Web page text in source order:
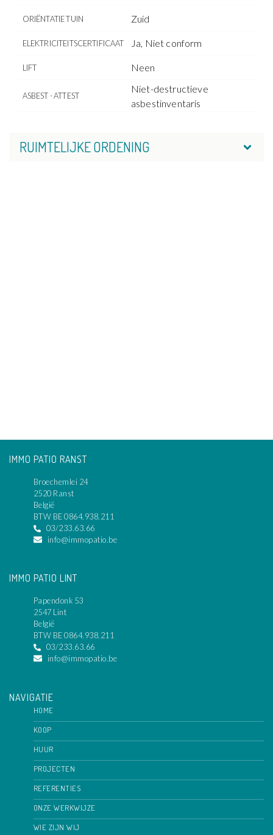
ORIËNTATIE TUIN Zuid
ELEKTRICITEITSCERTIFICAAT Ja, Niet conform
LIFT Neen
ASBEST - ATTEST
Niet-destructieve
asbestinventaris
RUIMTELIJKE ORDENING
IMMO PATIO RANST
Broechemlei 24
2520 Ranst
België
BTW BE 0864.938.211
03/233.63.66
info@immopatio.be
IMMO PATIO LINT
Papendonk 53
2547 Lint
België
BTW BE 0864.938.211
03/233.63.66
info@immopatio.be
NAVIGATIE
HOME
KOOP
HUUR
PROJECTEN
REFERENTIES
ONZE WERKWIJZE
WIE ZIJN WIJ